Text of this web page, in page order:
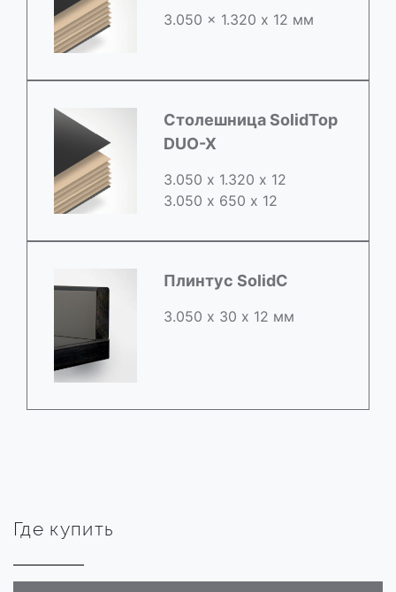
3.050 x 1.320 х 12 мм
Столешница SolidTop
DUO-X
3.050 х 1.320 х 12
3.050 x 650 х 12
Плинтус SolidC
3.050 х 30 х 12 мм
Где купить